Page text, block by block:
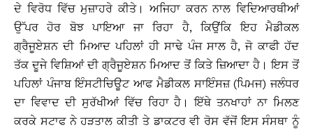
ਦੇ ਵਿਰੋਧ ਵਿੱਚ ਮੁਜ਼ਾਹਰੇ ਕੀਤੇ। ਅਜਿਹਾ ਕਰਨ ਨਾਲ ਵਿਦਿਆਰਥੀਆਂ
ਉੱਪਰ ਹੋਰ ਬੋਝ ਪਾਇਆ ਜਾ ਰਿਹਾ ਹੈ, ਕਿਉਂਕਿ ਇਹ ਮੈਡੀਕਲ
ਗ੍ਰੈਜੂਏਸ਼ਨ ਦੀ ਮਿਆਦ ਪਹਿਲਾਂ ਹੀ ਸਾਢੇ ਪੰਜ ਸਾਲ ਹੈ, ਜੋ ਕਾਫੀ ਹੱਦ
ਤੱਕ ਦੂਜੇ ਵਿਸ਼ਿਆਂ ਦੀ ਗ੍ਰੈਜੂਏਸ਼ਨ ਮਿਆਦ ਤੋਂ ਕਿਤੇ ਜ਼ਿਆਦਾ ਹੈ। ਇਸ ਤੋਂ
ਪਹਿਲਾਂ ਪੰਜਾਬ ਇੰਸਟੀਚਿਊਟ ਆਫ ਮੈਡੀਕਲ ਸਾਇੰਸਜ਼ (ਪਿਮਜ) ਜਲੰਧਰ
ਦਾ ਵਿਵਾਦ ਦੀ ਸੁਰੱਖੀਆਂ ਵਿੱਚ ਰਿਹਾ ਹੈ। ਇੱਥੇ ਤਨਖਾਹਾਂ ਨਾ ਮਿਲਣ
ਕਰਕੇ ਸਟਾਫ ਨੇ ਹੜਤਾਲ ਕੀਤੀ ਤੇ ਡਾਕਟਰ ਵੀ ਰੋਸ ਵੱਜੋਂ ਇਸ ਸੰਸਥਾ ਨੂੰ